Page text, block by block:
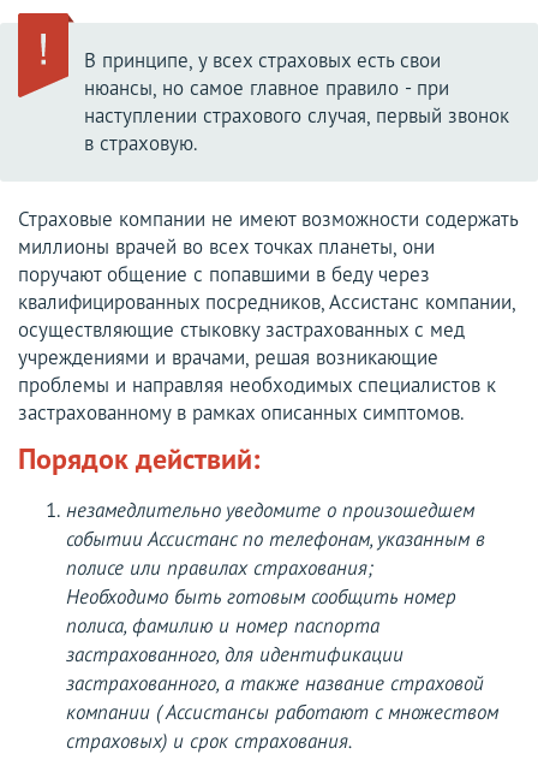
В принципе, у всех страховых есть свои
нюансы, но самое главное правило - при
наступлении страхового случая, первый звонок
в страховую.
Страховые компании не имеют возможности содержать
миллионы врачей во всех точках планеты, они
поручают общение с попавшими в беду через
квалифицированных посредников, Ассистанс компании,
осуществляющие стыковку застрахованных с мед
учреждениями и врачами, решая возникающие
проблемы и направляя необходимых специалистов к
застрахованному в рамках описанных симптомов.
Порядок действий:
незамедлительно уведомите о произошедшем
событии Ассистанс по телефонам, указанным в
полисе или правилах страхования;
Необходимо быть готовым сообщить номер
полиса, фамилию и номер паспорта
застрахованного, для идентификации
застрахованного, а также название страховой
компании ( Ассистансы работают с множеством
страховых) и срок страхования.